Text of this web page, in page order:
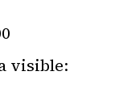
visible: